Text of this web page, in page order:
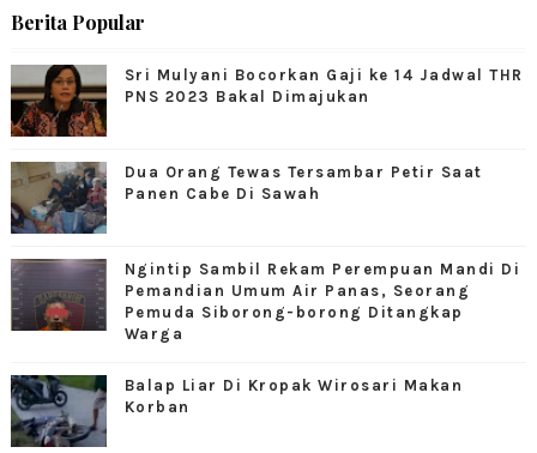
Berita Popular
Sri Mulyani Bocorkan Gaji ke 14 Jadwal THR
PNS 2023 Bakal Dimajukan
Dua Orang Tewas Tersambar Petir Saat
Panen Cabe Di Sawah
Ngintip Sambil Rekam Perempuan Mandi Di
Pemandian Umum Air Panas, Seorang
Pemuda Siborong-borong Ditangkap
Warga
Balap Liar Di Kropak Wirosari Makan
Korban